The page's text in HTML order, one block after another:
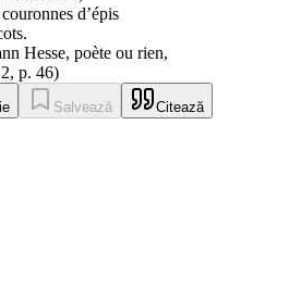
d’épis
Hesse, poète ou rien,
p. 46)
Salvează Citează